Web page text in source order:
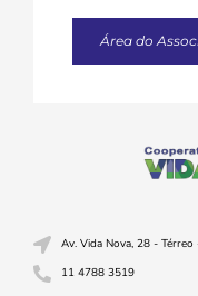
Área do
Av. Vida Nova, 28 -
11 4788 3519